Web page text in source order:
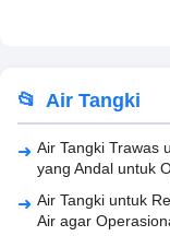
Air Tangki
Air Tangki Trawas
yang Andal untuk
Air Tangki untuk
Air agar